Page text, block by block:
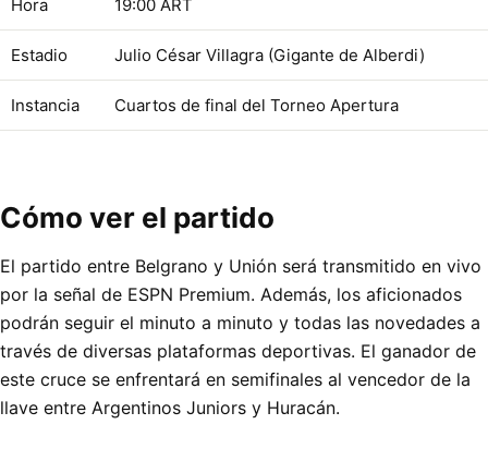
Hora 19:00 ART
Estadio Julio César Villagra (Gigante de Alberdi)
Instancia Cuartos de final del Torneo Apertura
Cómo ver el partido
El partido entre Belgrano y Unión será transmitido en vivo
por la señal de ESPN Premium. Además, los aficionados
podrán seguir el minuto a minuto y todas las novedades a
través de diversas plataformas deportivas. El ganador de
este cruce se enfrentará en semifinales al vencedor de la
llave entre Argentinos Juniors y Huracán.